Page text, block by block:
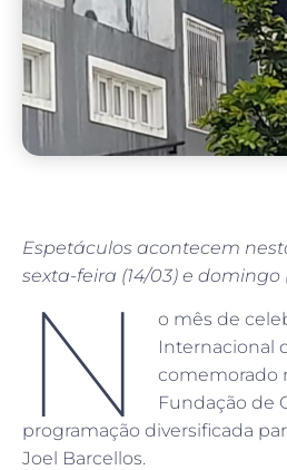
Espetáculos acontecem
sexta-feira (14/03) e domingo
N
o mês de
Internacional
comemorado
Fundação de
programação diversificada
Joel Barcellos.